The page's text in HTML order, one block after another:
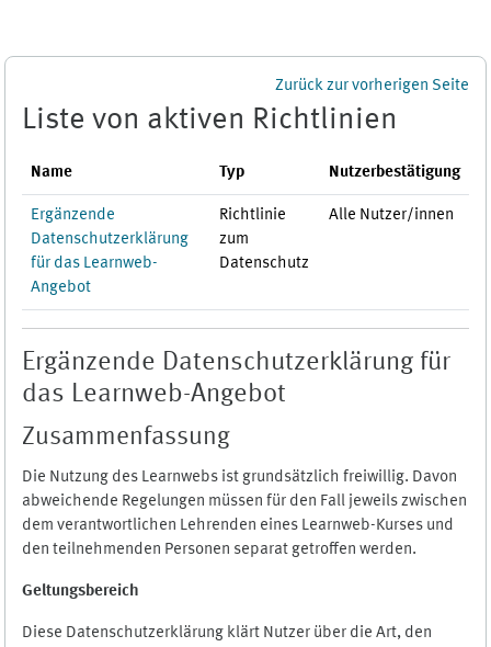
Zurück zur vorherigen Seite
Liste von aktiven Richtlinien
Name Typ Nutzerbestätigung
Ergänzende
Datenschutzerklärung
für das Learnweb-
Angebot
Richtlinie
zum
Datenschutz
Alle Nutzer/innen
Ergänzende Datenschutzerklärung für
das Learnweb-Angebot
Zusammenfassung
Die Nutzung des Learnwebs ist grundsätzlich freiwillig. Davon
abweichende Regelungen müssen für den Fall jeweils zwischen
dem verantwortlichen Lehrenden eines Learnweb-Kurses und
den teilnehmenden Personen separat getroffen werden.
Geltungsbereich
Diese Datenschutzerklärung klärt Nutzer über die Art, den